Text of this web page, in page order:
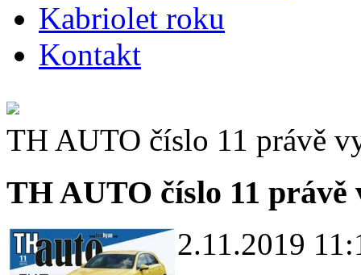
Kabriolet roku
Kontakt
TH AUTO číslo 11 právě
TH AUTO číslo 11 právě
2.11.2019